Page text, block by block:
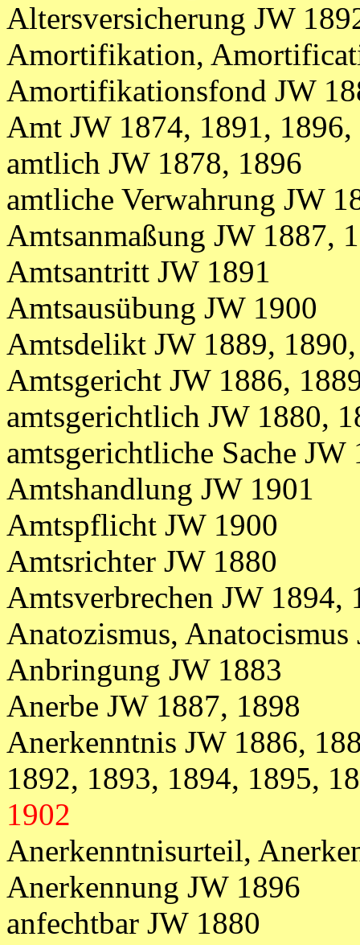
Altersversicherung JW
Amortifikation,
Amortifikationsfond JW
Amt JW 1874, 1891,
amtlich JW 1878, 1896
amtliche Verwahrung JW
Amtsanmaßung JW 1887,
Amtsantritt JW 1891
Amtsausübung JW 1900
Amtsdelikt JW 1889,
Amtsgericht JW 1886,
amtsgerichtlich JW 1880,
amtsgerichtliche Sache JW
Amtshandlung JW 1901
Amtspflicht JW 1900
Amtsrichter JW 1880
Amtsverbrechen JW 1894,
Anatozismus, Anatocismus
Anbringung JW 1883
Anerbe JW 1887, 1898
Anerkenntnis JW 1886,
1892, 1893, 1894, 1895,
1902
Anerkenntnisurteil,
Anerkennung JW 1896
anfechtbar JW 1880